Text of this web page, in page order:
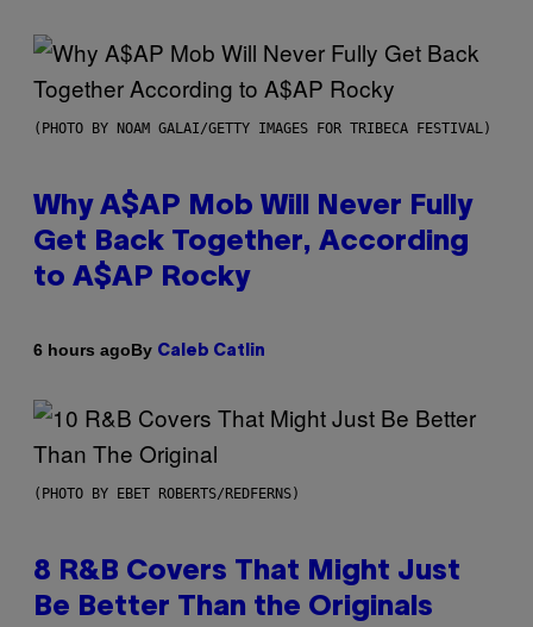
(PHOTO BY NOAM GALAI/GETTY IMAGES FOR TRIBECA FESTIVAL)
Why A$AP Mob Will Never Fully
Get Back Together, According
to A$AP Rocky
6 hours agoBy Caleb Catlin
(PHOTO BY EBET ROBERTS/REDFERNS)
8 R&B Covers That Might Just
Be Better Than the Originals